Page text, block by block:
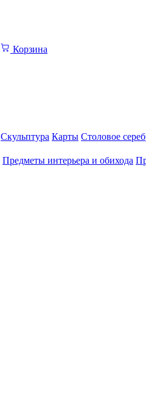
Корзина
Скульптура Карты Столовое
Предметы интерьера и обихода